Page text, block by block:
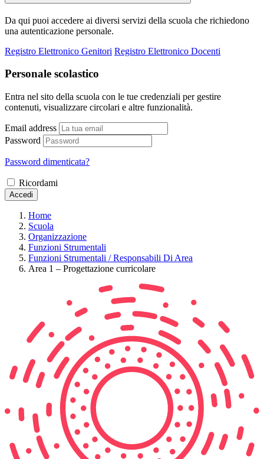
Da qui puoi accedere ai diversi servizi della scuola che richiedono
una autenticazione personale.
Registro Elettronico Genitori Registro Elettronico Docenti
Personale scolastico
Entra nel sito della scuola con le tue credenziali per gestire
contenuti, visualizzare circolari e altre funzionalità.
Email address
Password
Password dimenticata?
Ricordami
Accedi
Home
Scuola
Organizzazione
Funzioni Strumentali
Funzioni Strumentali / Responsabili Di Area
Area 1 – Progettazione curricolare